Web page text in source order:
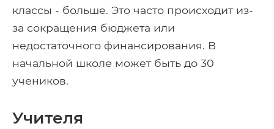
классы - больше. Это часто происходит из-
за сокращения бюджета или
недостаточного финансирования. В
начальной школе может быть до 30
учеников.
Учителя